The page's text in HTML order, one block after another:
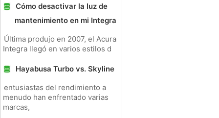
Cómo desactivar la luz de
mantenimiento en mi Integra
Última produjo en 2007, el Acura
Integra llegó en varios estilos d
Hayabusa Turbo vs. Skyline
entusiastas del rendimiento a
menudo han enfrentado varias
marcas,